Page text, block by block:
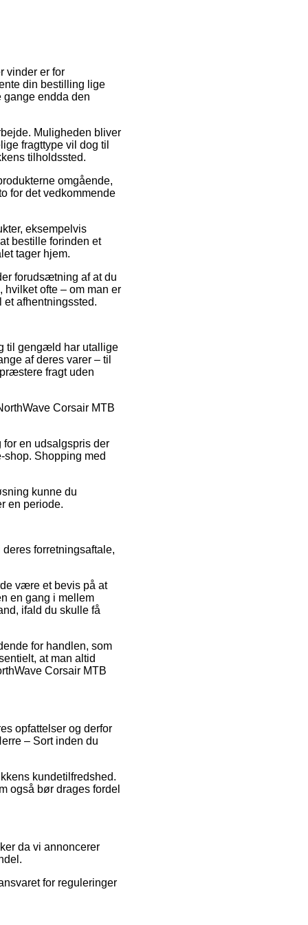
vinder er for
din bestilling lige
gange endda den
Muligheden bliver
fragttype vil dog til
tilholdssted.
omgående,
for det vedkommende
eksempelvis
bestille forinden et
tager hjem.
forudsætning af at du
hvilket ofte – om man er
afhentningssted.
til gengæld har utallige
af deres varer – til
fragt uden
Corsair MTB
en udsalgspris der
Shopping med
kunne du
en periode.
forretningsaftale,
være et bevis på at
en gang i mellem
ifald du skulle få
for handlen, som
at man altid
Corsair MTB
opfattelser og derfor
– Sort inden du
kundetilfredshed.
også bør drages fordel
da vi annoncerer
for reguleringer